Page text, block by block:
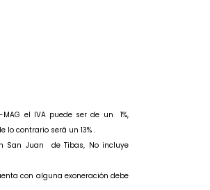
MAG el IVA puede ser de un
1%,
contrario será un 13% .
San Juan de Tibas, No incluye
con alguna exoneración debe